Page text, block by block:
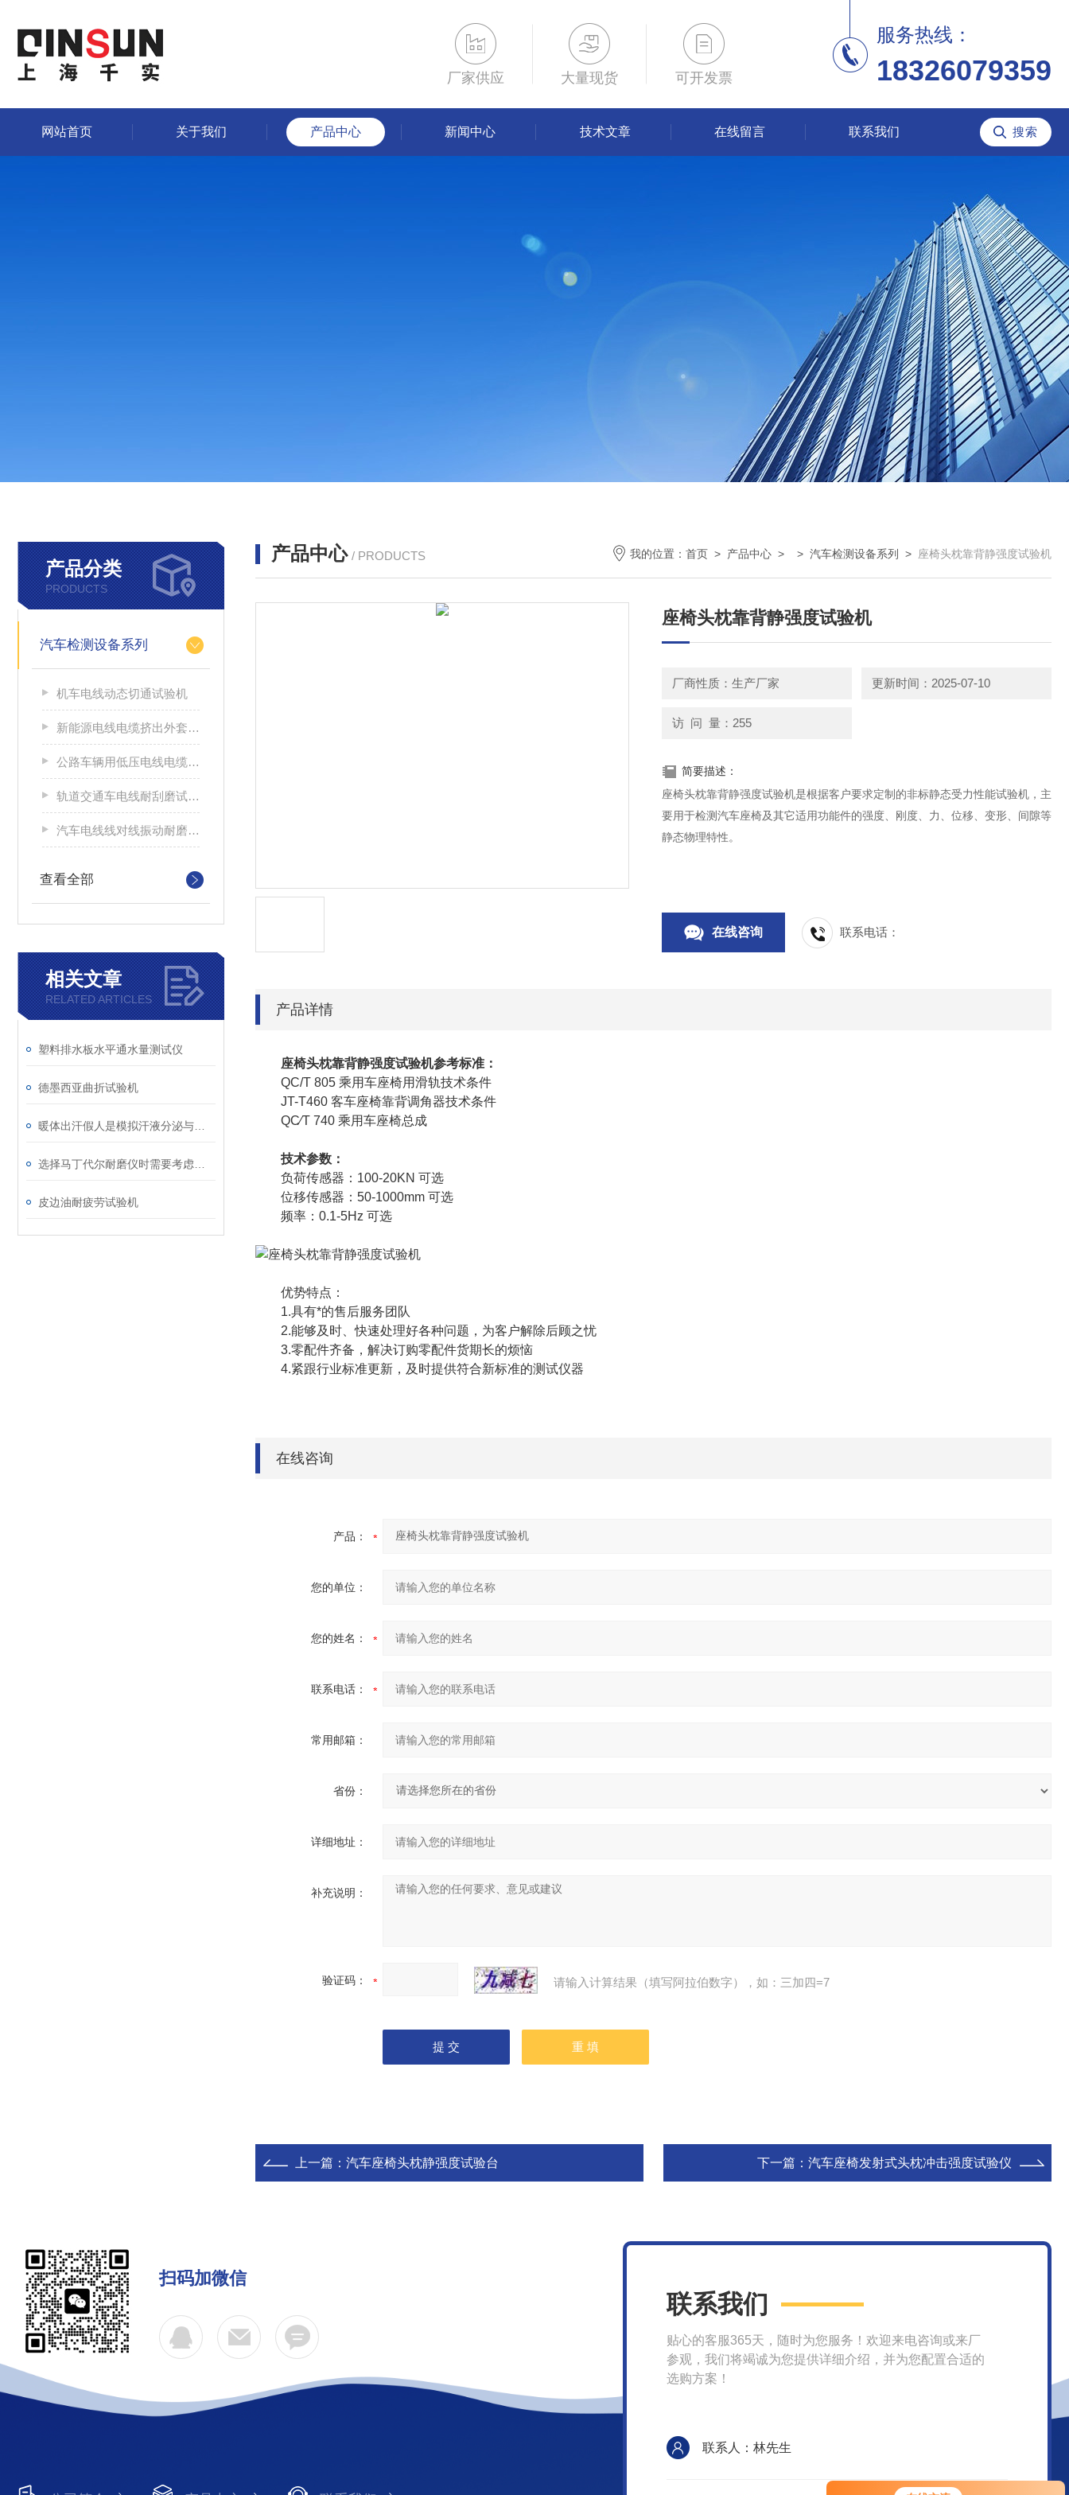
您好！欢迎前来咨询，很高兴为您
厂家供应 大量现货 可开发票
服务热线：
18326079359
网站首页 关于我们 产品中心 新闻中心 技术文章 在线留言 联系我们
产品分类
PRODUCTS
汽车检测设备系列
机车电线动态切通试验机
新能源电线电缆挤出外套刮磨试验仪
公路车辆用低压电线电缆耐刮磨试验机
轨道交通车电线耐刮磨试验机
汽车电线线对线振动耐磨试验机
查看全部
相关文章
RELATED ARTICLES
塑料排水板水平通水量测试仪
德墨西亚曲折试验机
皮边油耐疲劳试验机
产品中心 / PRODUCTS 我的位置： 首页 > 产品中心 > > 汽车检测设备系列 > 座椅头枕靠背静强度试验机
座椅头枕靠背静强度试验机
厂商性质：生产厂家 更新时间：2025-07-10
访 问 量：255
简要描述：
座椅头枕靠背静强度试验机是根据客户要求定制的非标静态受力性能试验机，主
要用于检测汽车座椅及其它适用功能件的强度、刚度、力、位移、变形、间隙等
静态物理特性。
在线咨询 联系电话：
产品详情
座椅头枕靠背静强度试验机参考标准：
QC/T 805 乘用车座椅用滑轨技术条件
JT-T460 客车座椅靠背调角器技术条件
QC∕T 740 乘用车座椅总成
技术参数：
负荷传感器：100-20KN 可选
位移传感器：50-1000mm 可选
频率：0.1-5Hz 可选
优势特点：
1.具有*的售后服务团队
2.能够及时、快速处理好各种问题，为客户解除后顾之忧
3.零配件齐备，解决订购零配件货期长的烦恼
4.紧跟行业标准更新，及时提供符合新标准的测试仪器
在线咨询
产品：
您的单位：
您的姓名：
联系电话：
常用邮箱：
省份：
详细地址：
补充说明：
验证码： 请输入计算结果（填写阿拉伯数字），如：三加四=7
上一篇： 汽车座椅头枕静强度试验台 下一篇： 汽车座椅发射式头枕冲击强度试验仪
扫码加微信
联系我们
贴心的客服365天，随时为您服务！欢迎来电咨询或来厂
参观，我们将竭诚为您提供详细介绍，并为您配置合适的
选购方案！
联系人：林先生